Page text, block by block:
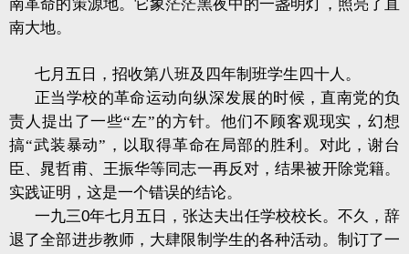
南革命的策源地。它象茫茫黑夜中的一盏明灯，照亮了直
南大地。
七月五日 ，招收第八班及四年制班学生四十人。
正当学校的革命运动向纵深发展的时候，直南党的负
责人提出了一些“左”的方针。他们不顾客观现实，幻想
搞“武装暴动”，以取得革命在局部的胜利。对此，谢台
臣、晁哲甫、王振华等同志一再反对，结果被开除党籍。
实践证明，这是一个错误的结论。
一九三0年七月五日，张达夫出任学校校长。不久，辞
退了全部进步教师，大肆限制学生的各种活动。制订了一